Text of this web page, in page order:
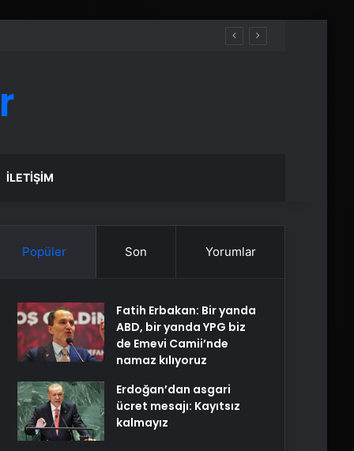
İLETIŞIM
Popüler Son Yorumlar
Fatih Erbakan: Bir yanda
ABD, bir yanda YPG biz
de Emevi Camii’nde
namaz kılıyoruz
Erdoğan’dan asgari
ücret mesajı: Kayıtsız
kalmayız